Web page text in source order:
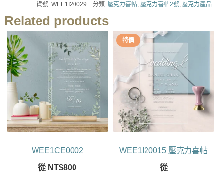
貨號:WEE1I20029 分類:壓克力喜帖 ,壓克力喜帖2號 ,壓克力產品
Related products
WEE1CE0002
從 NT$800
特價
WEE1I20015 壓克力喜帖
從